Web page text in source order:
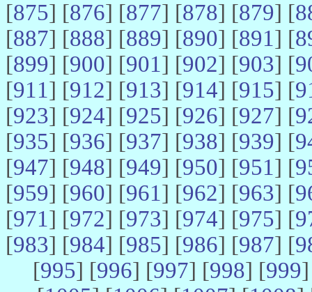
[875] [876] [877] [878] [879] [
[887] [888] [889] [890] [891] [
[899] [900] [901] [902] [903] [
[911] [912] [913] [914] [915] [
[923] [924] [925] [926] [927] [
[935] [936] [937] [938] [939] [
[947] [948] [949] [950] [951] [
[959] [960] [961] [962] [963] [
[971] [972] [973] [974] [975] [
[983] [984] [985] [986] [987] [
[995] [996] [997] [998] [999